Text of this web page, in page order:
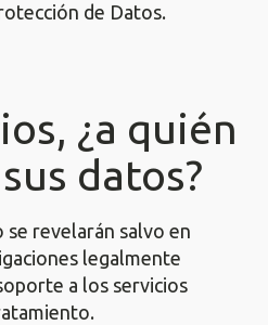
de Datos.
¿a quién
datos?
se revelarán salvo en
legalmente
a los servicios